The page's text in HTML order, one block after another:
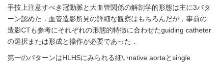
手技上注意すべき冠動脈と大血管関係の解剖学的形態は主に3パタ
ーン認めた．血管造影所見の詳細な観察はもちろんだが，事前の
造影CTも参考にそれぞれの形態的特徴に合わせたguiding catheter
の選択または形成と操作が必要であった．
第一のパターンはHLHSにみられる細いnative aortaとsingle